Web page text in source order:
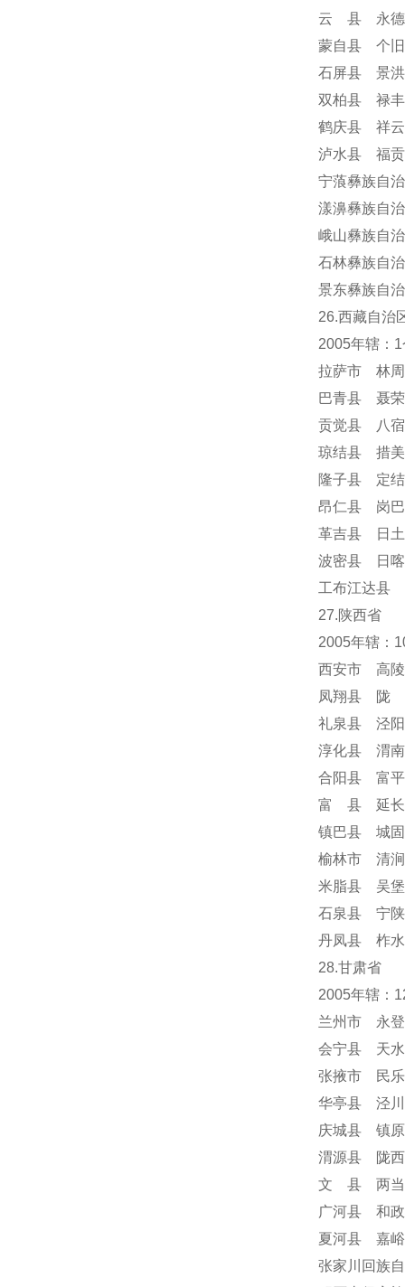
云 县 永德
蒙自县 个
石屏县 景
双柏县 禄
鹤庆县 祥
泸水县 福
宁蒗彝族自
漾濞彝族自
峨山彝族自
石林彝族自
景东彝族自
26.西藏自治
2005年辖：
拉萨市 林
巴青县 聂
贡觉县 八
琼结县 措
隆子县 定
昂仁县 岗
革吉县 日
波密县 日
工布江达县
27.陕西省
2005年辖：
西安市 高
凤翔县 陇
礼泉县 泾
淳化县 渭
合阳县 富
富 县 延长
镇巴县 城
榆林市 清
米脂县 吴
石泉县 宁
丹凤县 柞
28.甘肃省
2005年辖：
兰州市 永
会宁县 天
张掖市 民
华亭县 泾
庆城县 镇
渭源县 陇
文 县 两
广河县 和
夏河县 嘉
张家川回族